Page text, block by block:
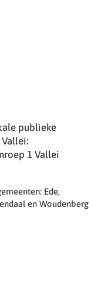
publieke
1 Vallei
Ede,
en Woudenberg